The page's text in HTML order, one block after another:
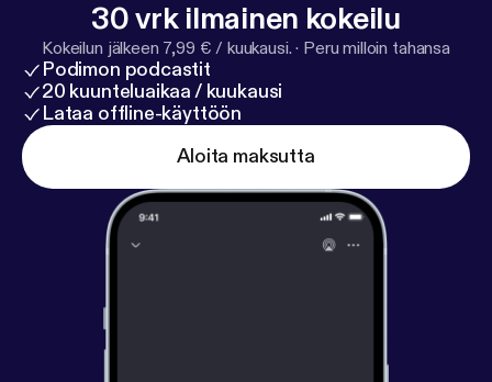
30 vrk ilmainen kokeilu
Kokeilun jälkeen 7,99 € / kuukausi. · Peru milloin tahansa
Podimon podcastit
20 kuunteluaikaa / kuukausi
Lataa offline-käyttöön
Aloita maksutta